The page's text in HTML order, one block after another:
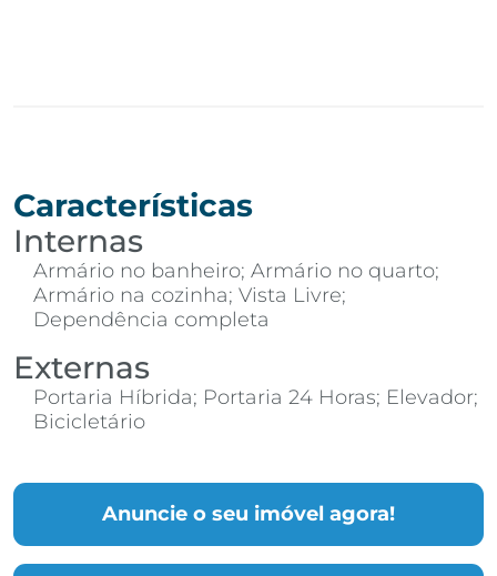
Anuncie o seu imóvel agora!
Características
Internas
Armário no banheiro; Armário no quarto;
Armário na cozinha; Vista Livre;
Dependência completa
Externas
Portaria Híbrida; Portaria 24 Horas; Elevador;
Bicicletário